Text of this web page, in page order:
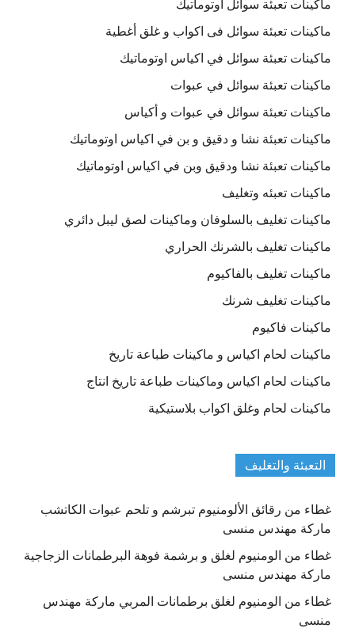
ماكينات تعبئة سوائل اوتوماتيك
ماكينات تعبئة سوائل فى اكواب و غلق أغطية
ماكينات تعبئة سوائل في اكياس اوتوماتيك
ماكينات تعبئة سوائل في عبوات
ماكينات تعبئة سوائل في عبوات و أكياس
ماكينات تعبئة نشا و دقيق و بن في اكياس اوتوماتيك
ماكينات تعبئة نشا ودقيق وبن في اكياس اوتوماتيك
ماكينات تعبئه وتغليف
ماكينات تغليف بالسلوفان وماكينات لصق ليبل دائري
ماكينات تغليف بالشرنك الحراري
ماكينات تغليف بالفاكيوم
ماكينات تغليف شرنك
ماكينات فاكيوم
ماكينات لحام اكياس و ماكينات طباعة تاريخ
ماكينات لحام اكياس وماكينات طباعة تاريخ انتاج
ماكينات لحام وغلق اكواب بلاستيكية
التعبئة والتغليف
غطاء من رقائق الألومنيوم تبرشم و تلحم عبوات الكاتشب
ماركة مهندس منسى
غطاء من الومنيوم لغلق و برشمة فوهة البرطمانات الزجاجية
ماركة مهندس منسى
غطاء من الومنيوم لغلق برطمانات المربي ماركة مهندس
منسى